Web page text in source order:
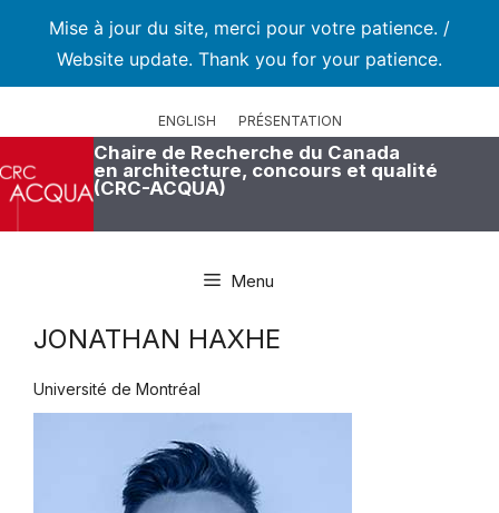
Mise à jour du site, merci pour votre patience. /
Website update. Thank you for your patience.
ENGLISH PRÉSENTATION
Chaire de Recherche du Canada
en architecture, concours et qualité
(CRC-ACQUA)
Menu
JONATHAN HAXHE
Université de Montréal